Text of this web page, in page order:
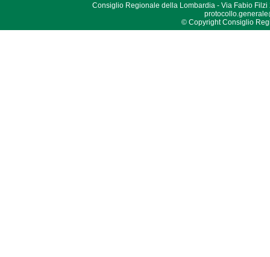
Consiglio Regionale della Lombardia - Via Fabio Filzi
© Copyright Consiglio